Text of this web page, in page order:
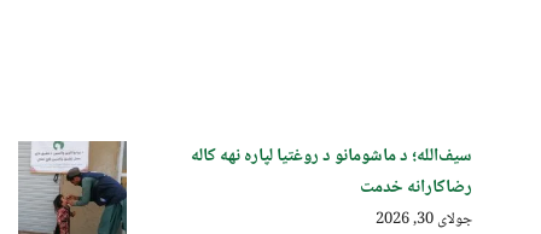
سیف‌الله؛ د ماشومانو د روغتیا لپاره نهه کاله
رضاکارانه خدمت
جولای 30, 2026